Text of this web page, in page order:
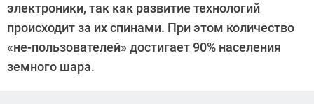
электроники, так как развитие технологий
происходит за их спинами. При этом количество
«не-пользователей» достигает 90% населения
земного шара.